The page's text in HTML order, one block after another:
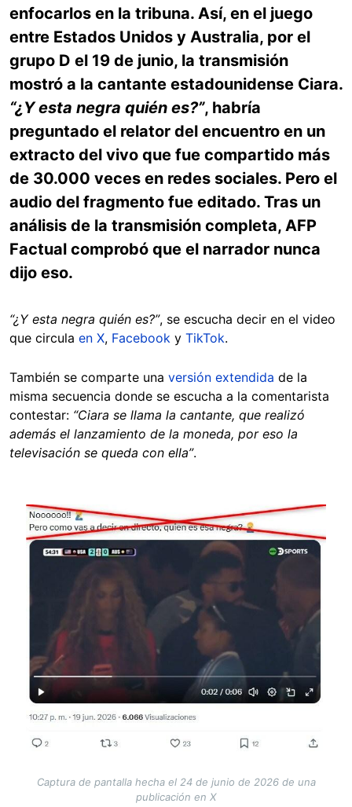
enfocarlos en la tribuna. Así, en el juego
entre Estados Unidos y Australia, por el
grupo D el 19 de junio, la transmisión
mostró a la cantante estadounidense Ciara.
“¿Y esta negra quién es?”, habría
preguntado el relator del encuentro en un
extracto del vivo que fue compartido más
de 30.000 veces en redes sociales. Pero el
audio del fragmento fue editado. Tras un
análisis de la transmisión completa, AFP
Factual comprobó que el narrador nunca
dijo eso.
“¿Y esta negra quién es?”, se escucha decir en el video
que circula en X, Facebook y TikTok.
También se comparte una versión extendida de la
misma secuencia donde se escucha a la comentarista
contestar: “Ciara se llama la cantante, que realizó
además el lanzamiento de la moneda, por eso la
televisación se queda con ella”.
Image
Captura de pantalla hecha el 24 de junio de 2026 de una
publicación en X